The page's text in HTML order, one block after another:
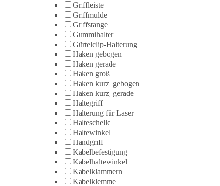
Griffleiste
Griffmulde
Griffstange
Gummihalter
Gürtelclip-Halterung
Haken gebogen
Haken gerade
Haken groß
Haken kurz, gebogen
Haken kurz, gerade
Haltegriff
Halterung für Laser
Halteschelle
Haltewinkel
Handgriff
Kabelbefestigung
Kabelhaltewinkel
Kabelklammern
Kabelklemme